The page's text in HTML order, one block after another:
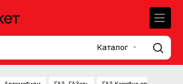
Каталог